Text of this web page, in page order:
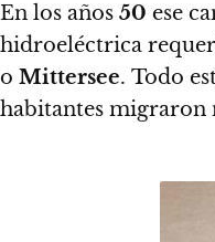
En los años 50 ese
hidroeléctrica
o Mittersee. Todo
habitantes migraron